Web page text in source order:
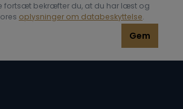
fortsæt bekræfter du, at du har læst og
oplysninger om databeskyttelse.
Gem